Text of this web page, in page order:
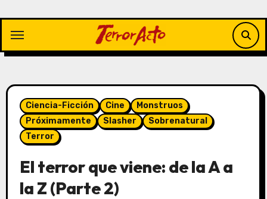
contenido
Ciencia-Ficción Cine
Monstruos
Próximamente
Slasher
Sobrenatural
Terror
El terror que viene: de la A a
la Z (Parte 2)